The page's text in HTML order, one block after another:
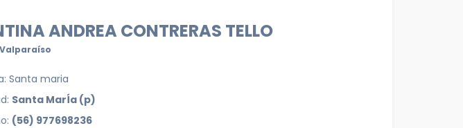
ANDREA CONTRERAS TELLO
Santa maria
Santa MarÍa (p)
(56) 977698236